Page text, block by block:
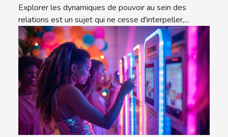
Explorer les dynamiques de pouvoir au sein des
relations est un sujet qui ne cesse d'interpeller,...